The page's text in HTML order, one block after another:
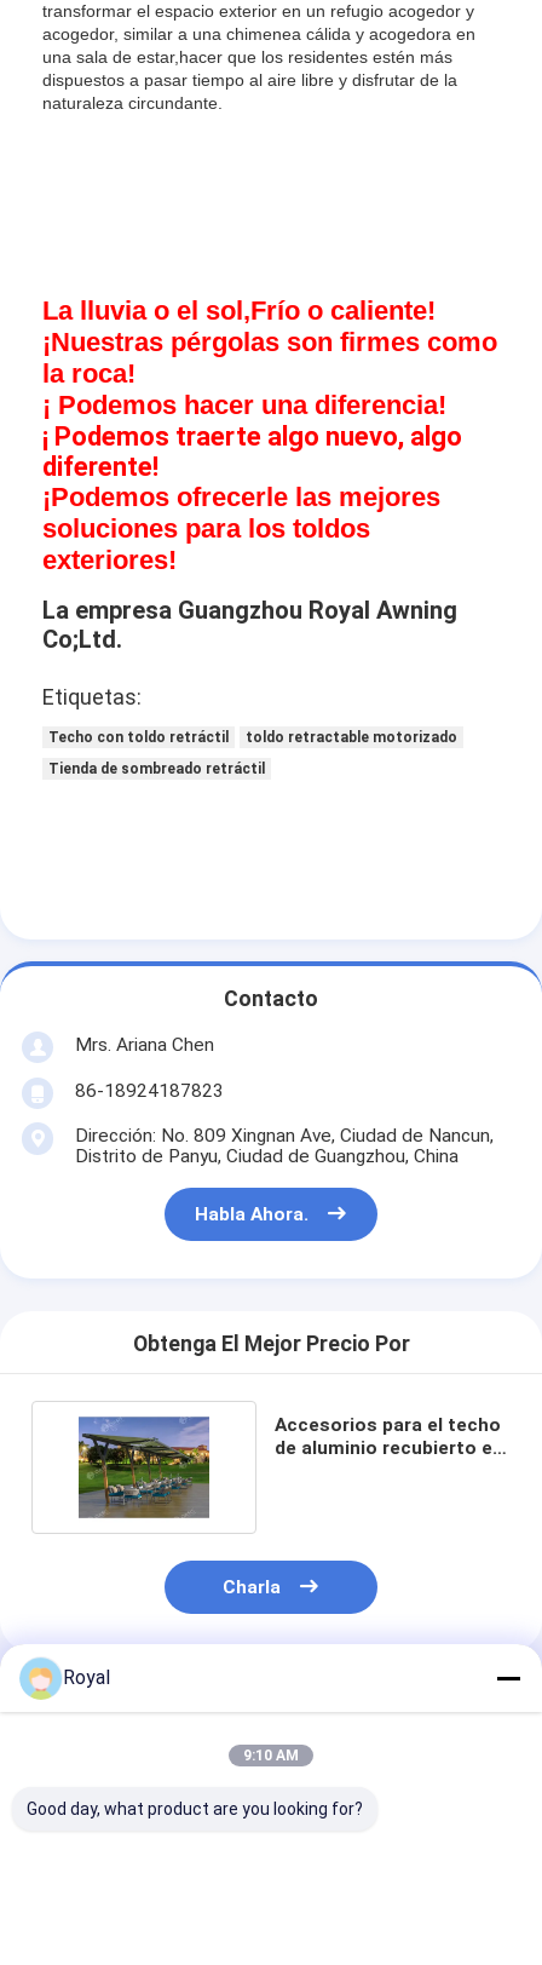
transformar el espacio exterior en un refugio acogedor y
acogedor, similar a una chimenea cálida y acogedora en
una sala de estar,hacer que los residentes estén más
dispuestos a pasar tiempo al aire libre y disfrutar de la
naturaleza circundante.
La lluvia o el sol,Frío o caliente!
¡Nuestras pérgolas son firmes como
la roca!
¡ Podemos hacer una diferencia!
¡ Podemos traerte algo nuevo, algo
diferente!
¡Podemos ofrecerle las mejores
soluciones para los toldos
exteriores!
La empresa Guangzhou Royal Awning
Co;Ltd.
Etiquetas:
Techo con toldo retráctil
toldo retractable motorizado
Tienda de sombreado retráctil
Contacto
Mrs. Ariana Chen
86-18924187823
Dirección: No. 809 Xingnan Ave, Ciudad de Nancun,
Distrito de Panyu, Ciudad de Guangzhou, China
Habla Ahora.
Obtenga El Mejor Precio Por
Accesorios para el techo
de aluminio recubierto en
Charla
Productos Recomendados
Royal
9:10 AM
Good day, what product are you looking for?